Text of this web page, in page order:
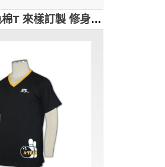
FA064 純色棉T 來樣訂製 修身凈色TEE 打底T恤 T恤生產廠家